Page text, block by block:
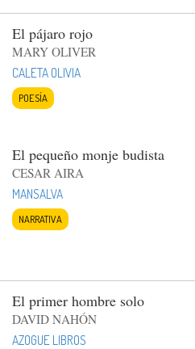
El pájaro rojo
MARY OLIVER
CALETA OLIVIA
POESÍA
El pequeño monje budista
CESAR AIRA
MANSALVA
NARRATIVA
El primer hombre solo
DAVID NAHÓN
AZOGUE LIBROS